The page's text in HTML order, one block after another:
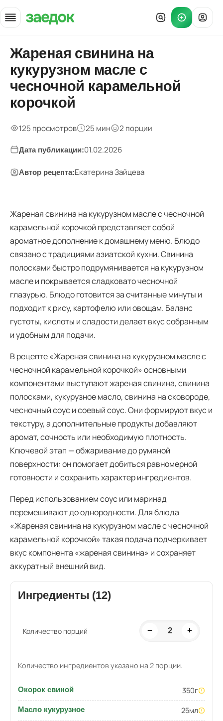
Главная
»
Рецепты
Свинина с чесночной глазурью — домашний соус
Жареная свинина на
кукурузном масле с
чесночной карамельной
корочкой
125 просмотров 25 мин 2 порции
Дата публикации:01.02.2026
Автор рецепта:Екатерина Зайцева
Жареная свинина на кукурузном масле с чесночной
карамельной корочкой представляет собой
ароматное дополнение к домашнему меню. Блюдо
связано с традициями азиатской кухни. Свинина
полосками быстро подрумянивается на кукурузном
масле и покрывается сладковато чесночной
глазурью. Блюдо готовится за считанные минуты и
подходит к рису, картофелю или овощам. Баланс
густоты, кислоты и сладости делает вкус собранным
и удобным для подачи.
В рецепте «Жареная свинина на кукурузном масле с
чесночной карамельной корочкой» основными
компонентами выступают жареная свинина, свинина
полосками, кукурузное масло, свинина на сковороде,
чесночный соус и соевый соус. Они формируют вкус и
текстуру, а дополнительные продукты добавляют
аромат, сочность или необходимую плотность.
Ключевой этап — обжаривание до румяной
поверхности: он помогает добиться равномерной
готовности и сохранить характер ингредиентов.
Перед использованием соус или маринад
перемешивают до однородности. Для блюда
«Жареная свинина на кукурузном масле с чесночной
карамельной корочкой» такая подача подчеркивает
вкус компонента «жареная свинина» и сохраняет
аккуратный внешний вид.
Ингредиенты (12)
Количество порций − 2 +
Количество ингредиентов указано на 2 порции.
Окорок свиной 350г
Масло кукурузное 25мл